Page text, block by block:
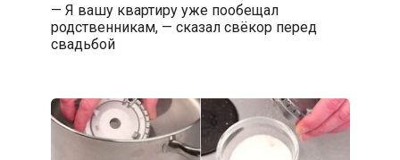
— Я вашу квартиру уже пообещал
родственникам, — сказал свёкор перед
свадьбой